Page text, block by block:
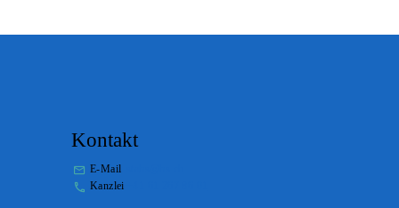
Kontakt
E-Mail
Kanzlei